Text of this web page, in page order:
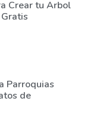
Crear tu Arbol
Parroquias
de